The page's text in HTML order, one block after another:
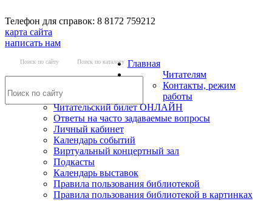
Телефон для справок: 8 8172 759212
карта сайта
написать нам
Поиск по сайту Поиск по каталогу Главная
Читателям
Контакты, режим
работы
Читательский билет ОНЛАЙН
Ответы на часто задаваемые вопросы
Личный кабинет
Календарь событий
Виртуальный концертный зал
Подкасты
Календарь выставок
Правила пользования библиотекой
Правила пользования библиотекой в картинках